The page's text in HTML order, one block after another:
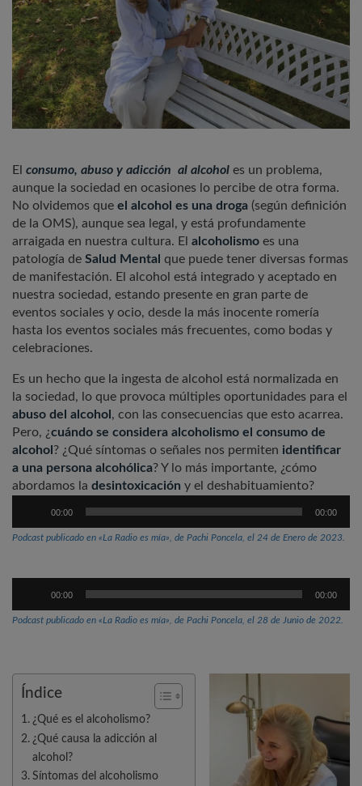
El consumo, abuso y adicción al alcohol es un problema,
aunque la sociedad en ocasiones lo percibe de otra forma.
No olvidemos que el alcohol es una droga (según definición
de la OMS), aunque sea legal, y está profundamente
arraigada en nuestra cultura. El alcoholismo es una
patología de Salud Mental que puede tener diversas formas
de manifestación. El alcohol está integrado y aceptado en
nuestra sociedad, estando presente en gran parte de
eventos sociales y ocio, desde la más inocente romería
hasta los eventos sociales más frecuentes, como bodas y
celebraciones.
Es un hecho que la ingesta de alcohol está normalizada en
la sociedad, lo que provoca múltiples oportunidades para el
abuso del alcohol , con las consecuencias que esto acarrea.
Pero, ¿cuándo se considera alcoholismo el consumo de
alcohol ? ¿Qué síntomas o señales nos permiten identificar
a una persona alcohólica? Y lo más importante, ¿cómo
abordamos la desintoxicación y el deshabituamiento?
audio
00:00 00:00
Podcast publicado en «La Radio es mía», de Pachi Poncela, el 24 de Enero de 2023.
audio
00:00 00:00
Podcast publicado en «La Radio es mía», de Pachi Poncela, el 28 de Junio de 2022.
Índice
¿Qué es el alcoholismo?
¿Qué causa la adicción al
alcohol?
Síntomas del alcoholismo